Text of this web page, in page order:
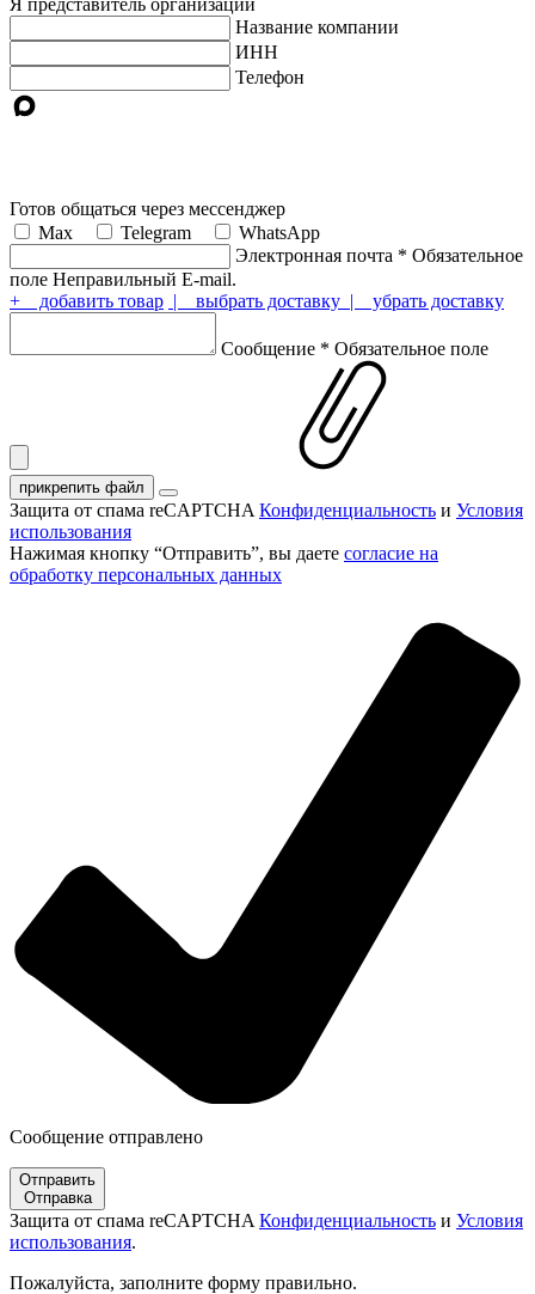
Я представитель организации
Название компании
ИНН
Телефон
Готов общаться через мессенджер
Max
Telegram
WhatsApp
Электронная почта * Обязательное
поле Неправильный E-mail.
+ добавить товар | выбрать доставку | убрать доставку
Сообщение * Обязательное поле
прикрепить файл
Защита от спама reCAPTCHA Конфиденциальность и Условия
использования
Нажимая кнопку “Отправить”, вы даете согласие на
обработку персональных данных
Сообщение отправлено
Отправить
Отправка
Защита от спама reCAPTCHA Конфиденциальность и Условия
использования.
Пожалуйста, заполните форму правильно.